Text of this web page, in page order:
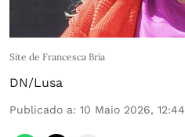
Site de Francesca Bria
DN/Lusa
Publicado a: 10 Maio 2026, 12:44